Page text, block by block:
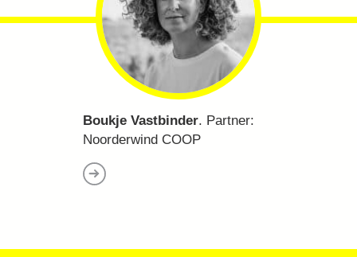
Boukje Vastbinder. Partner:
Noorderwind COOP